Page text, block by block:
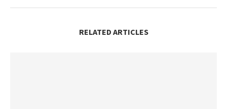
RELATED ARTICLES